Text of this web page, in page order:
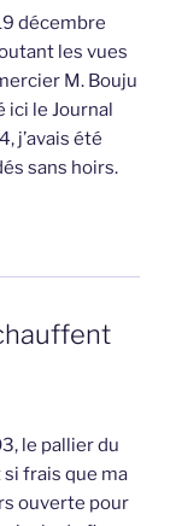
décembre
les vues
M. Bouju
ici le Journal
j’avais été
sans hoirs.
le pallier du
frais que ma
ouverte pour